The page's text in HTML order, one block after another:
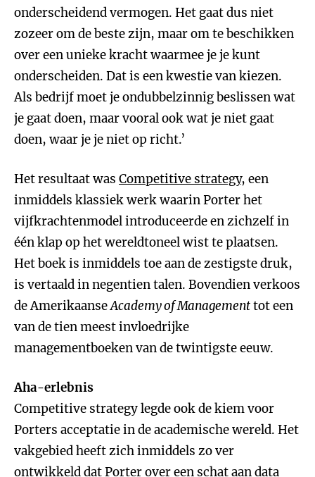
onderscheidend vermogen. Het gaat dus niet
zozeer om de beste zijn, maar om te beschikken
over een unieke kracht waarmee je je kunt
onderscheiden. Dat is een kwestie van kiezen.
Als bedrijf moet je ondubbelzinnig beslissen wat
je gaat doen, maar vooral ook wat je niet gaat
doen, waar je je niet op richt.’
Het resultaat was Competitive strategy, een
inmiddels klassiek werk waarin Porter het
vijfkrachtenmodel introduceerde en zichzelf in
één klap op het wereldtoneel wist te plaatsen.
Het boek is inmiddels toe aan de zestigste druk,
is vertaald in negentien talen. Bovendien verkoos
de AmerikaanseAcademy of Managementtot een
van de tien meest invloedrijke
managementboeken van de twintigste eeuw.
Aha-erlebnis
Competitive strategy legde ook de kiem voor
Porters acceptatie in de academische wereld. Het
vakgebied heeft zich inmiddels zo ver
ontwikkeld dat Porter over een schat aan data